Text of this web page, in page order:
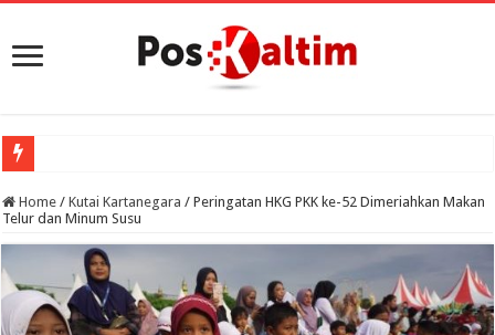
Home / Kutai Kartanegara / Peringatan HKG PKK ke-52 Dimeriahkan Makan
Telur dan Minum Susu